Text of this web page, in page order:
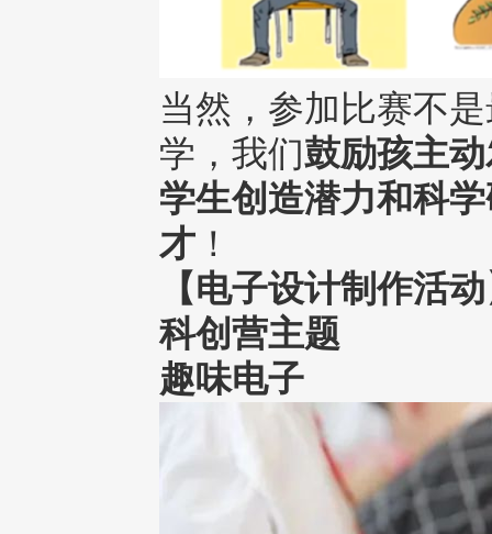
当然，参加比赛不
学，我们鼓励孩主
学生创造潜力和科
才 ！
【电子设计制作活
科创营主题
趣味电子